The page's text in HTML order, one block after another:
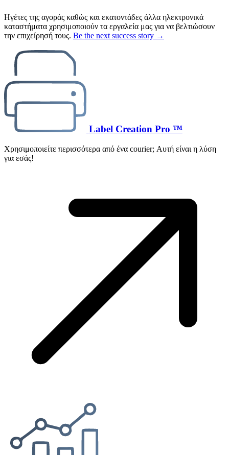
Ηγέτες της αγοράς καθώς και εκατοντάδες άλλα ηλεκτρονικά
καταστήματα χρησιμοποιούν τα εργαλεία μας για να βελτιώσουν
την επιχείρησή τους. Be the next success story →
Label Creation Pro ™
Χρησιμοποιείτε περισσότερα από ένα courier; Αυτή είναι η λύση
για εσάς!